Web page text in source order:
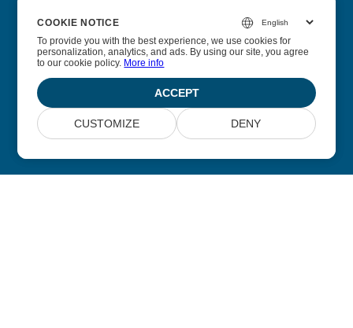
A Procurize AI-ról
Segítünk a vállalkozásoknak megszüntetni a manuális
© 2026 Scoutize Pty Ltd
COOKIE NOTICE
To provide you with the best experience, we use cookies for
personalization, analytics, and ads. By using our site, you agree
to our cookie policy. More info
ACCEPT
CUSTOMIZE DENY
COOKIE NOTICE
To provide you with the best experience, we use cookies for
personalization, analytics, and ads. By using our site, you agree
to our cookie policy. More info
ACCEPT
CUSTOMIZE DENY